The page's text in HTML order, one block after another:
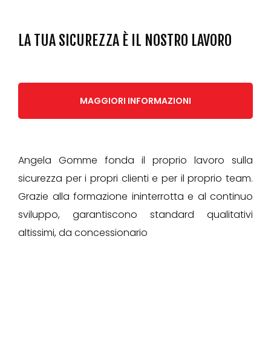
LA TUA SICUREZZA È IL NOSTRO LAVORO
MAGGIORI INFORMAZIONI
Angela Gomme fonda il proprio lavoro sulla
sicurezza per i propri clienti e per il proprio team.
Grazie alla formazione ininterrotta e al continuo
sviluppo, garantiscono standard qualitativi
altissimi, da concessionario